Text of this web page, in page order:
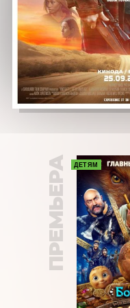
ПРЕМЬЕРА ДЕТЯМ